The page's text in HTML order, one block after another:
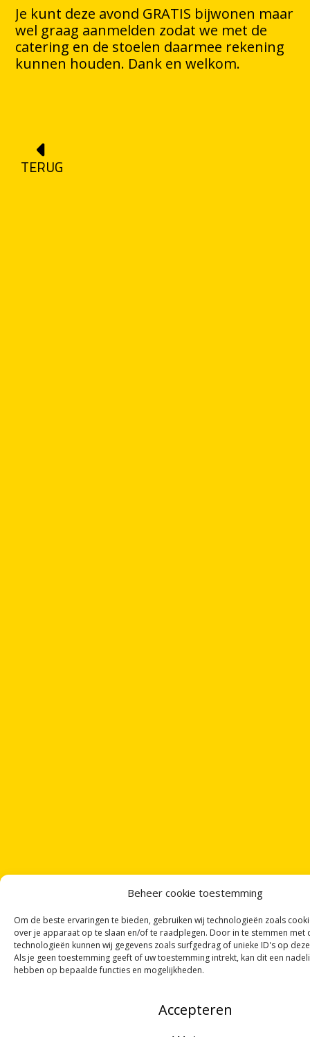
Beheer cookie toestemming
Om de beste ervaringen te bieden, gebruiken wij technologieën zoals
over je apparaat op te slaan en/of te raadplegen. Door in te stemmen met
technologieën kunnen wij gegevens zoals surfgedrag of unieke ID's op
Als je geen toestemming geeft of uw toestemming intrekt, kan dit een
hebben op bepaalde functies en mogelijkheden.
Accepteren
Je kunt deze avond GRATIS bijwonen maar
wel graag aanmelden zodat we met de
catering en de stoelen daarmee rekening
kunnen houden. Dank en welkom.
TERUG
VIER GEDICHTEN
NIEUWSBRIEF!